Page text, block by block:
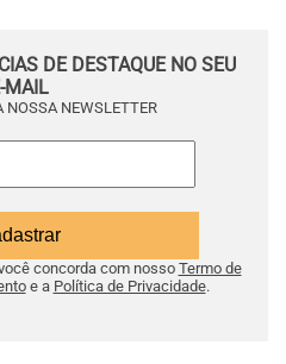
DE DESTAQUE NO SEU
MAIL
NOSSA NEWSLETTER
concorda com nosso Termo de
e a Política de Privacidade.